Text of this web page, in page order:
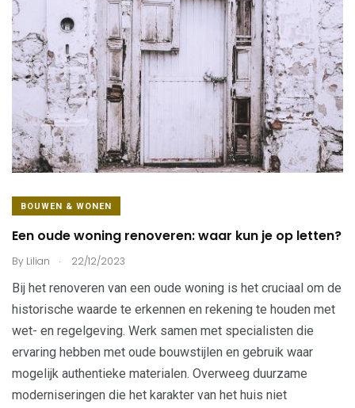
BOUWEN & WONEN
Een oude woning renoveren: waar kun je op letten?
By Lilian . 22/12/2023
Bij het renoveren van een oude woning is het cruciaal om de
historische waarde te erkennen en rekening te houden met
wet- en regelgeving. Werk samen met specialisten die
ervaring hebben met oude bouwstijlen en gebruik waar
mogelijk authentieke materialen. Overweeg duurzame
moderniseringen die het karakter van het huis niet